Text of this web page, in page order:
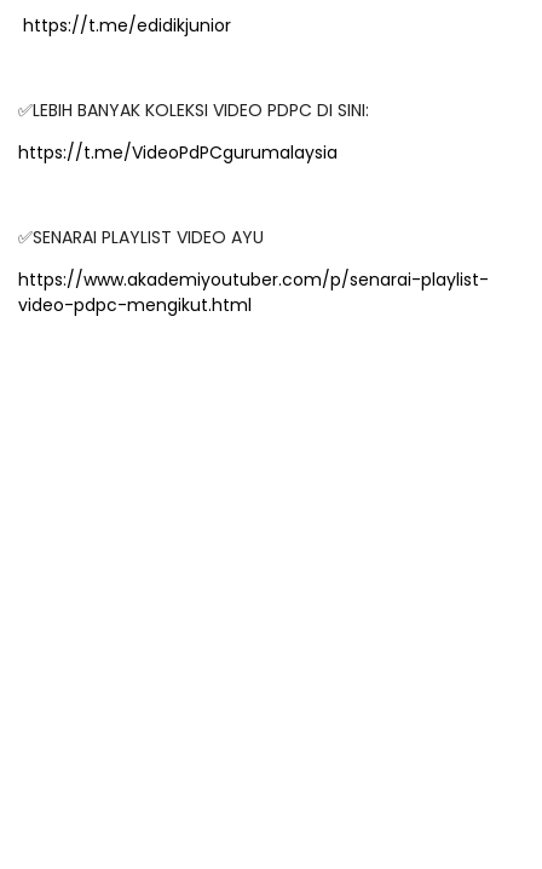
https://t.me/edidikjunior
✅LEBIH BANYAK KOLEKSI VIDEO PDPC DI SINI:
https://t.me/VideoPdPCgurumalaysia
✅SENARAI PLAYLIST VIDEO AYU
https://www.akademiyoutuber.com/p/senarai-playlist-
video-pdpc-mengikut.html